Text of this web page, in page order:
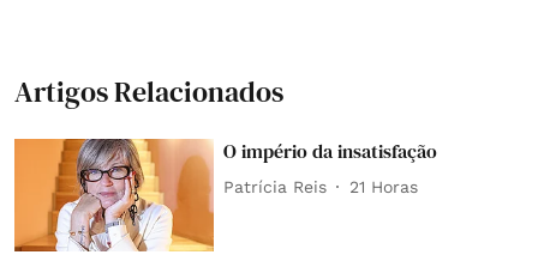
Artigos Relacionados
O império da insatisfação
Patrícia Reis 21 Horas